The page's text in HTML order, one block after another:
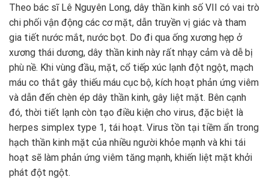
Theo bác sĩ Lê Nguyên Long, dây thần kinh số VII có vai trò
chi phối vận động các cơ mặt, dẫn truyền vị giác và tham
gia tiết nước mắt, nước bọt. Do đi qua ống xương hẹp ở
xương thái dương, dây thần kinh này rất nhạy cảm và dễ bị
phù nề. Khi vùng đầu, mặt, cổ tiếp xúc lạnh đột ngột, mạch
máu co thắt gây thiếu máu cục bộ, kích hoạt phản ứng viêm
và dẫn đến chèn ép dây thần kinh, gây liệt mặt. Bên cạnh
đó, thời tiết lạnh còn tạo điều kiện cho virus, đặc biệt là
herpes simplex type 1, tái hoạt. Virus tồn tại tiềm ẩn trong
hạch thần kinh mặt của nhiều người khỏe mạnh và khi tái
hoạt sẽ làm phản ứng viêm tăng mạnh, khiến liệt mặt khởi
phát đột ngột.